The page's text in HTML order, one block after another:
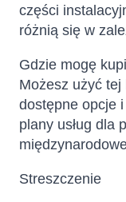
części
różnią się w
Gdzie mogę
Możesz użyć
dostępne opcje
plany usług dla
Streszczenie